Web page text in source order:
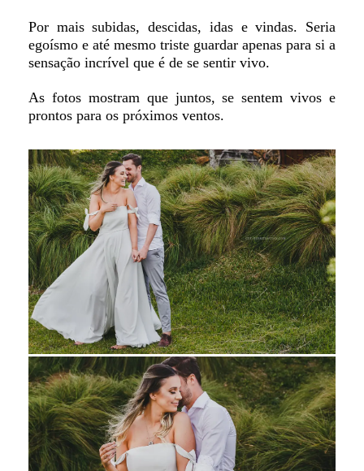
Por mais subidas, descidas, idas e vindas. Seria
egoísmo e até mesmo triste guardar apenas para si a
sensação incrível que é de se sentir vivo.
As fotos mostram que juntos, se sentem vivos e
prontos para os próximos ventos.